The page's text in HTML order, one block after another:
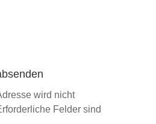
wird nicht
Felder sind